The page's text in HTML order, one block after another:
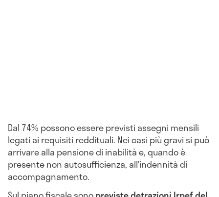
Dal 74% possono essere previsti assegni mensili
legati ai requisiti reddituali. Nei casi più gravi si può
arrivare alla pensione di inabilità e, quando è
presente non autosufficienza, all’indennità di
accompagnamento.